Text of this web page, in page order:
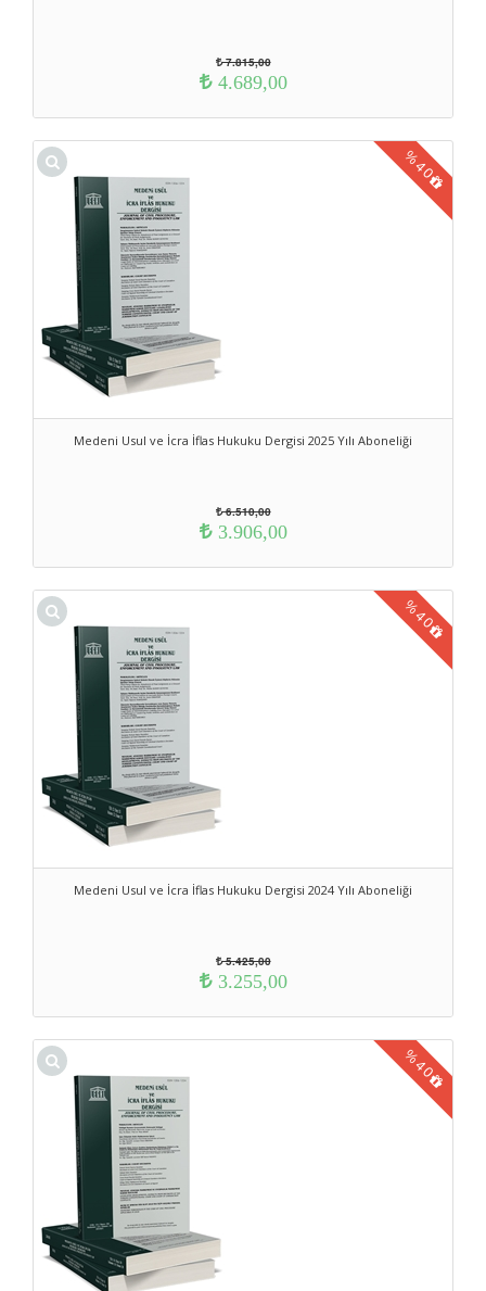
7.815,00
4.689,00
Medeni Usul ve İcra İflas Hukuku Dergisi 2025 Yılı Aboneliği
%40
6.510,00
3.906,00
Medeni Usul ve İcra İflas Hukuku Dergisi 2024 Yılı Aboneliği
%40
5.425,00
3.255,00
%40